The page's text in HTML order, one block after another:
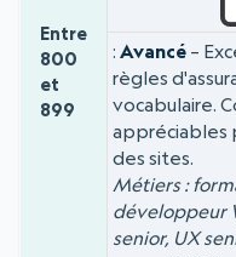
Entre
800
et
899
Avancé –
règles
vocabulaire.
appréciables
des sites.
Métiers :
développeur
senior, UX